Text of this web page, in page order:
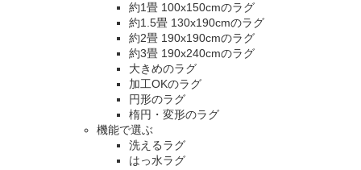
約1畳 100x150cmのラグ
約1.5畳 130x190cmのラグ
約2畳 190x190cmのラグ
約3畳 190x240cmのラグ
大きめのラグ
加工OKのラグ
円形のラグ
楕円・変形のラグ
機能で選ぶ
洗えるラグ
はっ水ラグ